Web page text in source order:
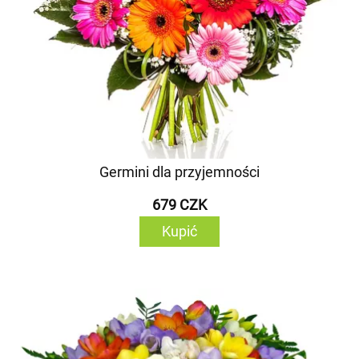
Germini dla przyjemności
679 CZK
Kupić